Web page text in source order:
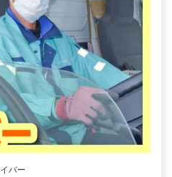
配送ドライバー